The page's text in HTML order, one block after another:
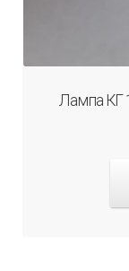
Лампа КГ